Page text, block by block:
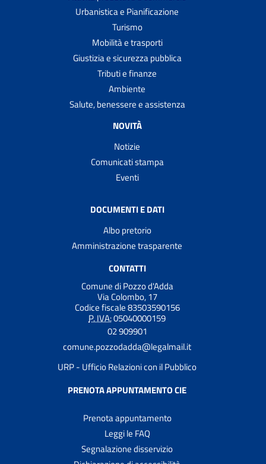
Urbanistica e Pianificazione
Turismo
Mobilità e trasporti
Giustizia e sicurezza pubblica
Tributi e finanze
Ambiente
Salute, benessere e assistenza
NOVITÀ
Notizie
Comunicati stampa
Eventi
DOCUMENTI E DATI
Albo pretorio
Amministrazione trasparente
CONTATTI
Comune di Pozzo d'Adda
Via Colombo, 17
Codice fiscale 83503590156
P. IVA:05040000159
02 909901
comune.pozzodadda@legalmail.it
URP - Ufficio Relazioni con il Pubblico
PRENOTA APPUNTAMENTO CIE
Prenota appuntamento
Leggi le FAQ
Segnalazione disservizio